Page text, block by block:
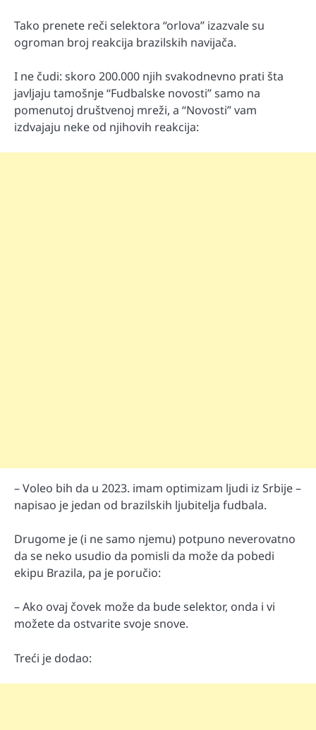
Tako prenete reči selektora “orlova” izazvale su
ogroman broj reakcija brazilskih navijača.
I ne čudi: skoro 200.000 njih svakodnevno prati šta
javljaju tamošnje “Fudbalske novosti” samo na
pomenutoj društvenoj mreži, a “Novosti” vam
izdvajaju neke od njihovih reakcija:
– Voleo bih da u 2023. imam optimizam ljudi iz Srbije –
napisao je jedan od brazilskih ljubitelja fudbala.
Drugome je (i ne samo njemu) potpuno neverovatno
da se neko usudio da pomisli da može da pobedi
ekipu Brazila, pa je poručio:
– Ako ovaj čovek može da bude selektor, onda i vi
možete da ostvarite svoje snove.
Treći je dodao: